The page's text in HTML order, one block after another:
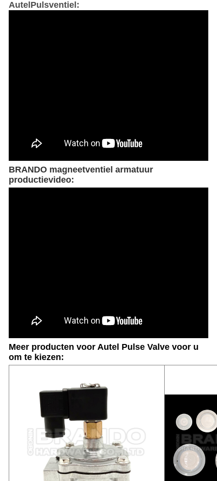
AutelPulsventiel:
BRANDO magneetventiel armatuur
productievideo:
Meer producten voor Autel Pulse Valve voor u
om te kiezen: